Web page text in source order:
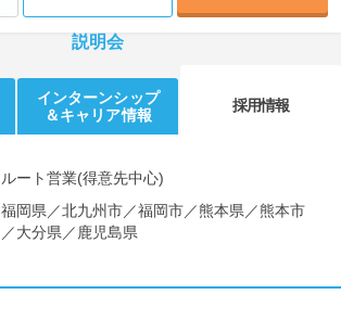
説明会
インターンシップ
＆キャリア情報
採用情報
ルート営業(得意先中心)
福岡県／北九州市／福岡市／熊本県／熊本市
／大分県／鹿児島県